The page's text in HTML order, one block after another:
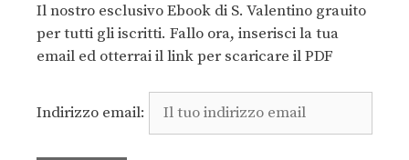
Il nostro esclusivo Ebook di S. Valentino grauito
per tutti gli iscritti. Fallo ora, inserisci la tua
email ed otterrai il link per scaricare il PDF
Indirizzo email: